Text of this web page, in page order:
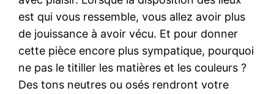
est qui vous ressemble, vous allez avoir plus
de jouissance à avoir vécu. Et pour donner
cette pièce encore plus sympatique, pourquoi
ne pas le titiller les matières et les couleurs ?
Des tons neutres ou osés rendront votre